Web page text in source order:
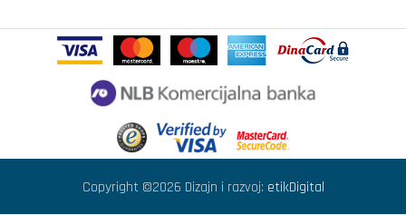
Copyright ©2026 Dizajn i razvoj: etikDigital